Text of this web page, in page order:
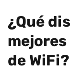
¿Qué
de WiFi?